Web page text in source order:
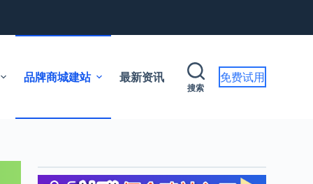
品牌商城建站 最新资讯
搜索
免费试用